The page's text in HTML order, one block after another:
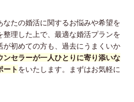
なたの婚活に関するお悩みや希望を
理した上で、最適な婚活プランを
が初めての方も、過去にうまくいか
ンセラーが一人ひとりに寄り添いな
ート をいたします。まずはお気軽に